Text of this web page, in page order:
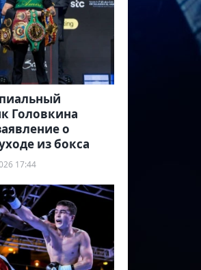
Головкина
о
из бокса
17:44